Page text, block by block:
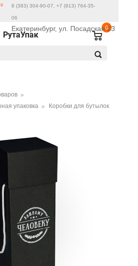
РутаУпак
0
8 (383) 304-90-07, +7 (913) 764-35-
06
Екатеринбург, ул. Посадская 23
упаковка
Коробки для бутылок